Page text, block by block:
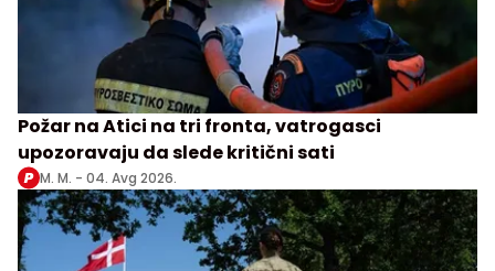
Požar na Atici na tri fronta, vatrogasci
upozoravaju da slede kritični sati
M. M. - 04. Avg 2026.